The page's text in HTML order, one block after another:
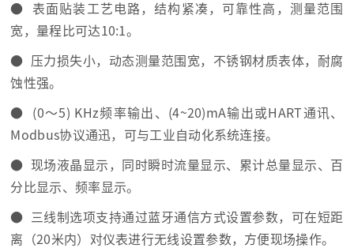
● 表面贴装工艺电路，结构紧凑，可靠性高，测量范围
宽，量程比可达10:1。
● 压力损失小，动态测量范围宽，不锈钢材质表体，耐腐
蚀性强。
● (0〜5) KHz频率输出、(4~20)mA输出或HART通讯、
Modbus协议通迅，可与工业自动化系统连接。
● 现场液晶显示，同时瞬时流量显示、累计总量显示、百
分比显示、频率显示。
● 三线制选项支持通过蓝牙通信方式设置参数，可在短距
离（20米内）对仪表进行无线设置参数，方便现场操作。